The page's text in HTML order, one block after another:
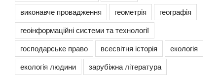
виконавче провадження
геометрія
географія
геоінформаційні системи та технології
господарське право
всесвітня історія
екологія
екологія людини
зарубіжна література